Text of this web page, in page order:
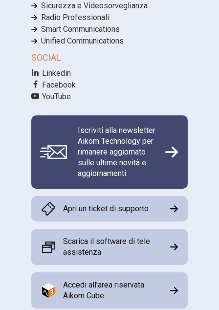
Sicurezza e Videosorveglianza
Radio Professionali
Smart Communications
Unified Communications
SOCIAL
Linkedin
Facebook
YouTube
Iscriviti alla newsletter
Aikom Technology per
rimanere aggiornato
sulle ultime novità e
aggiornamenti
Apri un ticket di supporto
Scarica il software di tele
assistenza
Accedi all’area riservata
Aikom Cube